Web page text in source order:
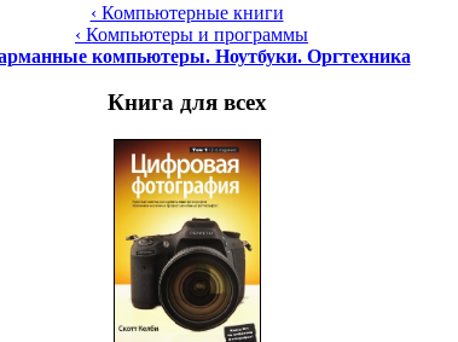
‹ Компьютерные книги
‹ Компьютеры и программы
компьютеры. Ноутбуки. Оргтехника
Книга для всех